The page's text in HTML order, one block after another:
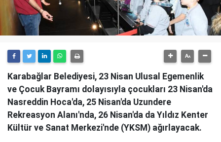
Karabağlar Belediyesi, 23 Nisan Ulusal Egemenlik
ve Çocuk Bayramı dolayısıyla çocukları 23 Nisan'da
Nasreddin Hoca'da, 25 Nisan'da Uzundere
Rekreasyon Alanı'nda, 26 Nisan'da da Yıldız Kenter
Kültür ve Sanat Merkezi'nde (YKSM) ağırlayacak.